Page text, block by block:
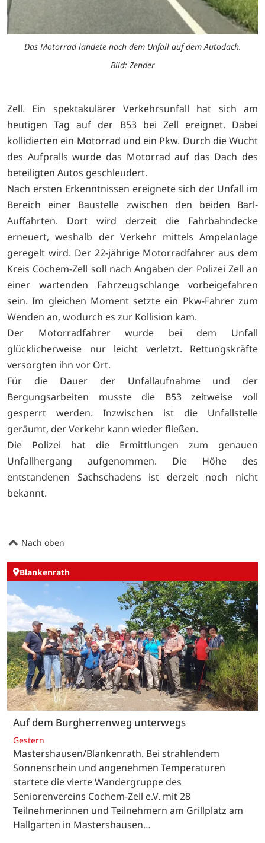
Das Motorrad landete nach dem Unfall auf dem Autodach.
Bild: Zender
Zell. Ein spektakulärer Verkehrsunfall hat sich am
heutigen Tag auf der B53 bei Zell ereignet. Dabei
kollidierten ein Motorrad und ein Pkw. Durch die Wucht
des Aufpralls wurde das Motorrad auf das Dach des
beteiligten Autos geschleudert.
Nach ersten Erkenntnissen ereignete sich der Unfall im
Bereich einer Baustelle zwischen den beiden Barl-
Auffahrten. Dort wird derzeit die Fahrbahndecke
erneuert, weshalb der Verkehr mittels Ampelanlage
geregelt wird. Der 22-jährige Motorradfahrer aus dem
Kreis Cochem-Zell soll nach Angaben der Polizei Zell an
einer wartenden Fahrzeugschlange vorbeigefahren
sein. Im gleichen Moment setzte ein Pkw-Fahrer zum
Wenden an, wodurch es zur Kollision kam.
Der Motorradfahrer wurde bei dem Unfall
glücklicherweise nur leicht verletzt. Rettungskräfte
versorgten ihn vor Ort.
Für die Dauer der Unfallaufnahme und der
Bergungsarbeiten musste die B53 zeitweise voll
gesperrt werden. Inzwischen ist die Unfallstelle
geräumt, der Verkehr kann wieder fließen.
Die Polizei hat die Ermittlungen zum genauen
Unfallhergang aufgenommen. Die Höhe des
entstandenen Sachschadens ist derzeit noch nicht
bekannt.
Nach oben
Blankenrath
Auf dem Burgherrenweg unterwegs
Gestern
Mastershausen/Blankenrath. Bei strahlendem
Sonnenschein und angenehmen Temperaturen
startete die vierte Wandergruppe des
Seniorenvereins Cochem-Zell e.V. mit 28
Teilnehmerinnen und Teilnehmern am Grillplatz am
Hallgarten in Mastershausen…